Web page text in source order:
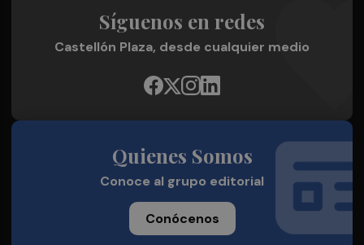
Síguenos en redes
Castellón Plaza, desde cualquier medio
Quienes Somos
Conoce al grupo editorial
Conócenos